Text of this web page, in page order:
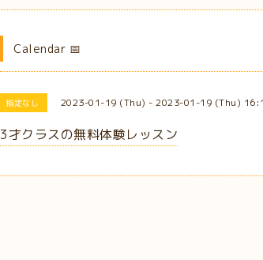
Calendar 📅
指定なし 2023-01-19 (Thu) - 2023-01-19 (Thu)
3才クラスの無料体験レッスン